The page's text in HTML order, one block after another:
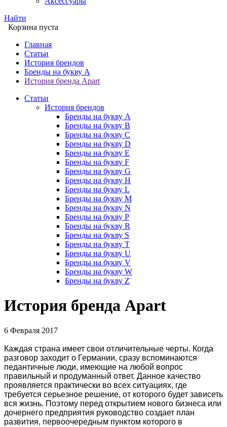
Найти
Корзина пуста
Главная
Статьи
История брендов
Бренды на букву A
История бренда Apart
Статьи
История брендов
Бренды на букву A
Бренды на букву B
Бренды на букву C
Бренды на букву D
Бренды на букву E
Бренды на букву F
Бренды на букву G
Бренды на букву H
Бренды на букву L
Бренды на букву M
Бренды на букву N
Бренды на букву P
Бренды на букву R
Бренды на букву S
Бренды на букву T
Бренды на букву U
Бренды на букву V
Бренды на букву W
Бренды на букву Z
История бренда Apart
6 Февраля 2017
Каждая страна имеет свои отличительные черты. Когда
разговор заходит о Германии, сразу вспоминаются
педантичные люди, имеющие на любой вопрос
правильный и продуманный ответ. Данное качество
проявляется практически во всех ситуациях, где
требуется серьезное решение, от которого будет зависеть
вся жизнь. Поэтому перед открытием нового бизнеса или
дочернего предприятия руководство создает план
развития, первоочередным пунктом которого в